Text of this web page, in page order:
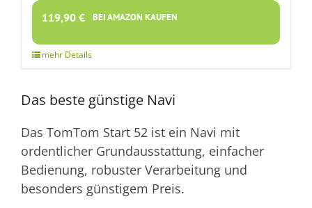
119,90 € BEI AMAZON KAUFEN
Das beste günstige Navi
Das TomTom Start 52 ist ein Navi mit
ordentlicher Grundausstattung, einfacher
Bedienung, robuster Verarbeitung und
besonders günstigem Preis.